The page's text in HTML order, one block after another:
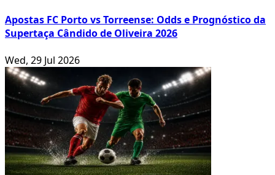
Apostas FC Porto vs Torreense: Odds e Prognóstico da
Supertaça Cândido de Oliveira 2026
Wed, 29 Jul 2026